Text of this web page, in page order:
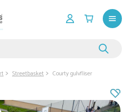
Streetbasket Courty gulvfliser